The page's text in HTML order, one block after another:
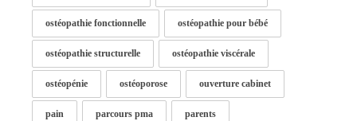
ostéopathie fonctionnelle ostéopathie pour bébé
ostéopathie structurelle ostéopathie viscérale
ostéopénie ostéoporose ouverture cabinet
pain parcours pma parents